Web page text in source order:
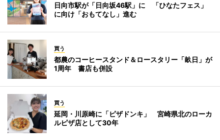
日向市駅が「日向坂46駅」に 「ひなたフェス」
に向け「おもてなし」進む
買う
都農のコーヒースタンド＆ロースタリー「畝日」が
1周年 書店も併設
買う
延岡・川原崎に「ピザドンキ」 宮崎県北のローカ
ルピザ店として30年